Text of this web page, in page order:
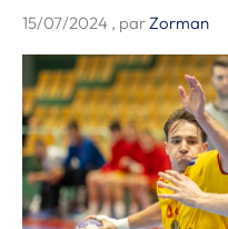
15/07/2024 , parZorman